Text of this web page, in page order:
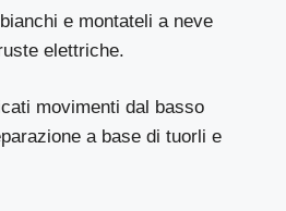
e montateli a neve
elettriche.
movimenti dal basso
a base di tuorli e